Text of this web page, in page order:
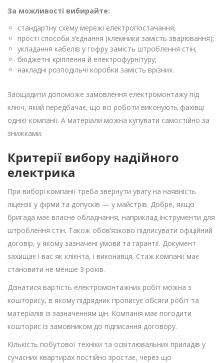
За можливості вибирайте:
стандартну схему мережі електропостачання;
прості способи з’єднання (клемники замість зварювання);
укладання кабелів у гофру замість штроблення стін;
бюджетні кріплення й електрофурнітуру;
накладні розподільчі коробки замість врізних.
Заощадити допоможе замовлення електромонтажу під
ключ, який передбачає, що всі роботи виконують фахівці
однієї компанії. А матеріали можна купувати самостійно за
знижками.
Критерії вибору надійного
електрика
При виборі компанії треба звернути увагу на наявність
ліцензії у фірми та допусків — у майстрів. Добре, якщо
бригада має власне обладнання, наприклад інструменти для
штроблення стін. Також обов’язково підписувати офіційний
договір, у якому зазначені умови та гарантії. Документ
захищає і вас як клієнта, і виконавця. Стаж компанії має
становити не менше 3 років.
Дізнатися вартість електромонтажних робіт можна з
кошторису, в якому підрядник прописує обсяги робіт та
матеріалів із зазначенням цін. Компанія має погодити
кошторис із замовником до підписання договору.
Кількість побутової техніки та освітлювальних приладів у
сучасних квартирах постійно зростає, через що